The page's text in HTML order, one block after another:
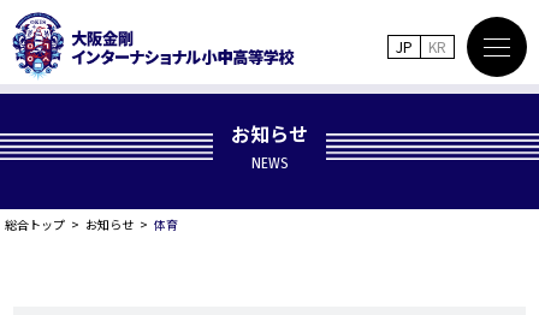
お知らせ
NEWS
総合トップ お知らせ 体育
JP KR